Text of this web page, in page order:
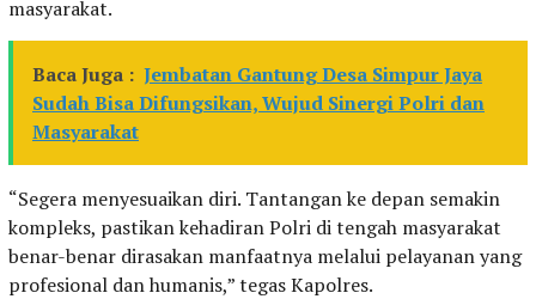
masyarakat.
Baca Juga : Jembatan Gantung Desa Simpur Jaya
Sudah Bisa Difungsikan, Wujud Sinergi Polri dan
Masyarakat
“Segera menyesuaikan diri. Tantangan ke depan semakin
kompleks, pastikan kehadiran Polri di tengah masyarakat
benar-benar dirasakan manfaatnya melalui pelayanan yang
profesional dan humanis,” tegas Kapolres.